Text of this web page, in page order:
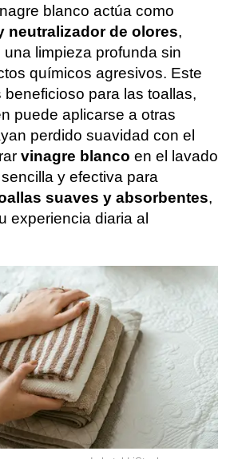
blanco actúa como
neutralizador de olores,
limpieza profunda sin
químicos agresivos. Este
para las toallas,
puede aplicarse a otras
perdido suavidad con el
vinagre blanco en el lavado
y efectiva para
suaves y absorbentes,
experiencia diaria al